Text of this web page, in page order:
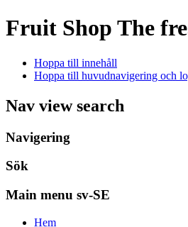
Fruit Shop The
Hoppa till innehåll
Hoppa till huvudnavigering och
Nav view search
Navigering
Sök
Main menu sv-SE
Hem